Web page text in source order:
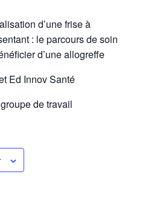
d’une frise à
: le parcours de soin
d’une allogreffe
Ed Innov Santé
de travail